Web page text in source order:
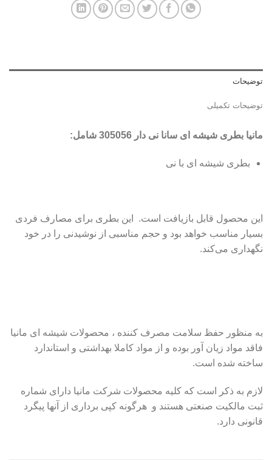
توضیحات
توضیحات تکمیلی
مانیا بطری شیشه ای سانا نی دار 305056 شامل :
بطری شیشه ای با نی
این محصول قابل بازیافت است. این بطری برای مصارف فردی
بسیار مناسب خواهد بود و حجم مناسبی از نوشیدنی را در خود
نگهداری می‌کند.
به منظور حفظ سلامت مصرف کننده ، محصولات شیشه ای مانیا
فاقد مواد زیان آور بوده و از مواد کاملا بهداشتی و استاندارد
ساخته شده است.
لازم به ذکر است که کلیه محصولات شرکت مانیا دارای شماره
ثبت مالکیت صنعتی هستند و هرگونه کپی برداری از آنها پیگرد
قانونی دارد.